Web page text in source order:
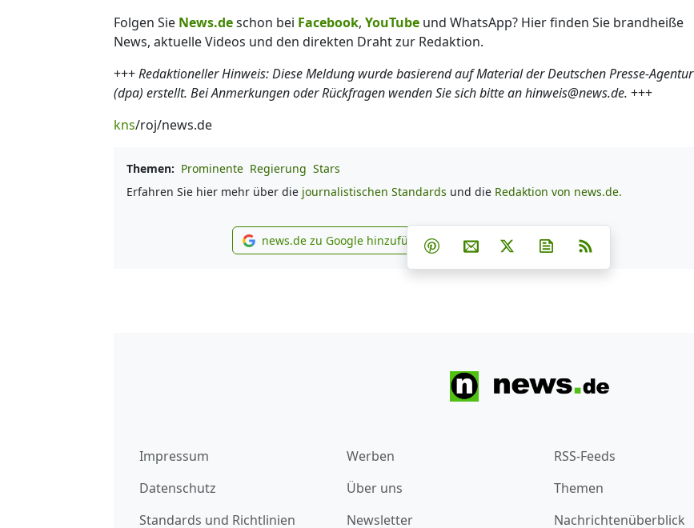
Folgen Sie News.deschon bei Facebook, YouTube und WhatsApp? Hier finden Sie brandheiße
News, aktuelle Videos und den direkten Draht zur Redaktion.
+++Redaktioneller Hinweis: Diese Meldung wurde basierend auf Material der Deutschen Presse-Agentur
(dpa) erstellt. Bei Anmerkungen oder Rückfragen wenden Sie sich bitte an hinweis@news.de. +++
kns/roj/news.de
Themen: Prominente Regierung Stars
Erfahren Sie hier mehr über die journalistischen Standards und die Redaktion von news.de.
news.de zu Google hinzufügen
news.de zu Google hinzufügen Teilen auf Facebook
Teilen auf Whatsapp
Teilen auf Telegram
Teilen auf Pinterest
Per E-Mail teilen
Post auf XNewsletter abonnieren
Impressum
Datenschutz
Standards und Richtlinien
Werben
Über uns
Newsletter
RSS-Feeds
Themen
Nachrichtenüberblick